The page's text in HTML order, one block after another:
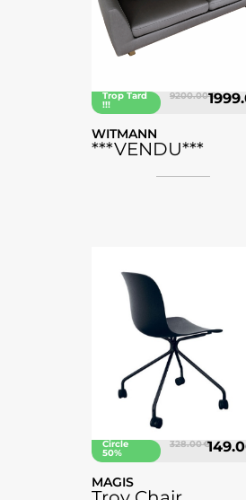
Trop Tard
!!!
9200.00 €
WITMANN
***VENDU***
Circle
50%
328.00 €
MAGIS